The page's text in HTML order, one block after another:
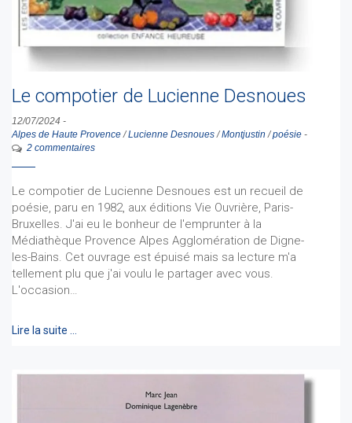
Le compotier de Lucienne Desnoues
12/07/2024 -
Alpes de Haute Provence /Lucienne Desnoues /Montjustin /poésie -
2 commentaires
Le compotier de Lucienne Desnoues est un recueil de
poésie, paru en 1982, aux éditions Vie Ouvrière, Paris-
Bruxelles. J'ai eu le bonheur de l'emprunter à la
Médiathèque Provence Alpes Agglomération de Digne-
les-Bains. Cet ouvrage est épuisé mais sa lecture m'a
tellement plu que j'ai voulu le partager avec vous.
L'occasion…
Lire la suite …